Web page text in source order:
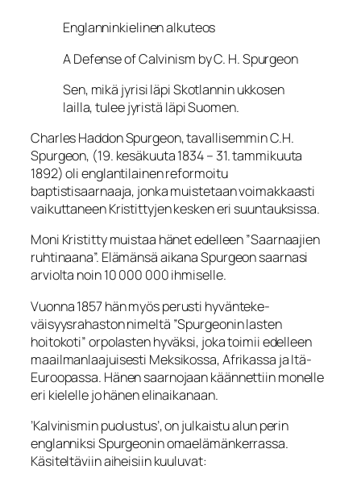
Englanninkielinen alkuteos
A Defense of Calvinism by C. H. Spurgeon
Sen, mikä jyrisi läpi Skotlannin ukkosen
lailla, tulee jyristä läpi Suomen.
Charles Haddon Spurgeon, tavallisemmin C.H.
Spurgeon, (19. kesäkuuta 1834 – 31. tammikuuta
1892) oli englantilainen reformoitu
baptistisaarnaaja, jonka muistetaan voimakkaasti
vaikuttaneen Kristittyjen kesken eri suuntauksissa.
Moni Kristitty muistaa hänet edelleen ”Saarnaajien
ruhtinaana”. Elämänsä aikana Spurgeon saarnasi
arviolta noin 10 000 000 ihmiselle.
Vuonna 1857 hän myös perusti hyvänteke­
väisyysrahaston nimeltä ”Spurgeonin lasten
hoitokoti” orpolasten hyväksi, joka toimii edelleen
maailmanlaajuisesti Meksikossa, Afrikassa ja Itä-
Euroopassa. Hänen saarnojaan käännettiin monelle
eri kielelle jo hänen elinaikanaan.
’Kalvinismin puolustus’, on julkaistu alun perin
englanniksi Spurgeonin omaelämänkerrassa.
Käsiteltäviin aiheisiin kuuluvat: